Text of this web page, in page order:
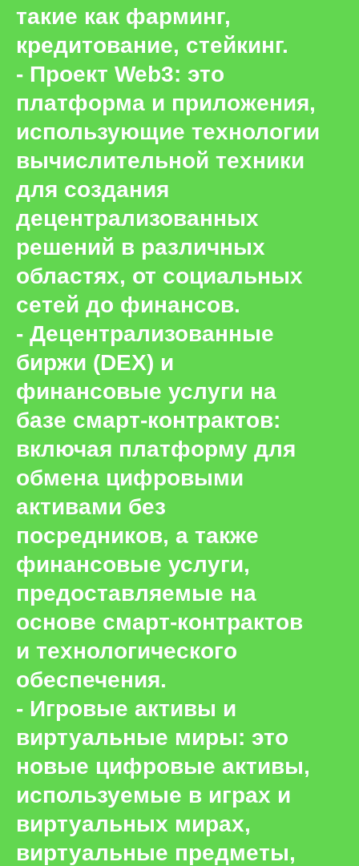
такие как фарминг,
кредитование, стейкинг.
- Проект Web3: это
платформа и приложения,
использующие технологии
вычислительной техники
для создания
децентрализованных
решений в различных
областях, от социальных
сетей до финансов.
- Децентрализованные
биржи (DEX) и
финансовые услуги на
базе смарт-контрактов:
включая платформу для
обмена цифровыми
активами без
посредников, а также
финансовые услуги,
предоставляемые на
основе смарт-контрактов
и технологического
обеспечения.
- Игровые активы и
виртуальные миры: это
новые цифровые активы,
используемые в играх и
виртуальных мирах,
виртуальные предметы,